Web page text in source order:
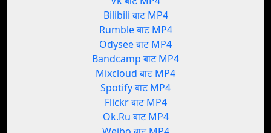
Bilibili बाट MP4
Rumble बाट MP4
Odysee बाट MP4
Bandcamp बाट MP4
Mixcloud बाट MP4
Spotify बाट MP4
Flickr बाट MP4
Ok.Ru बाट MP4